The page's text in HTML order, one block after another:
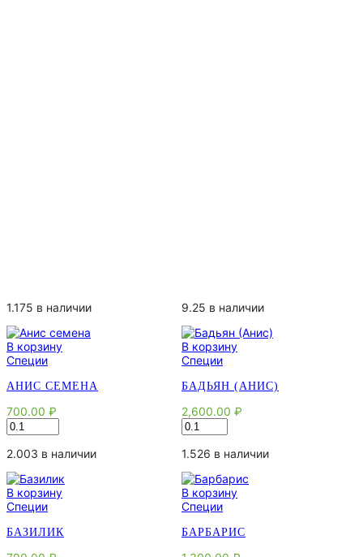
1.175 в наличии
В корзину
Специи
АНИС СЕМЕНА
700.00 ₽
Количество
товара
Анис
9.25 в наличии
В корзину
Специи
БАДЬЯН (АНИС)
2,600.00 ₽
Количество
товара
Бадьян
2.003 в наличии
В корзину
Специи
БАЗИЛИК
1.526 в наличии
В корзину
Специи
БАРБАРИС